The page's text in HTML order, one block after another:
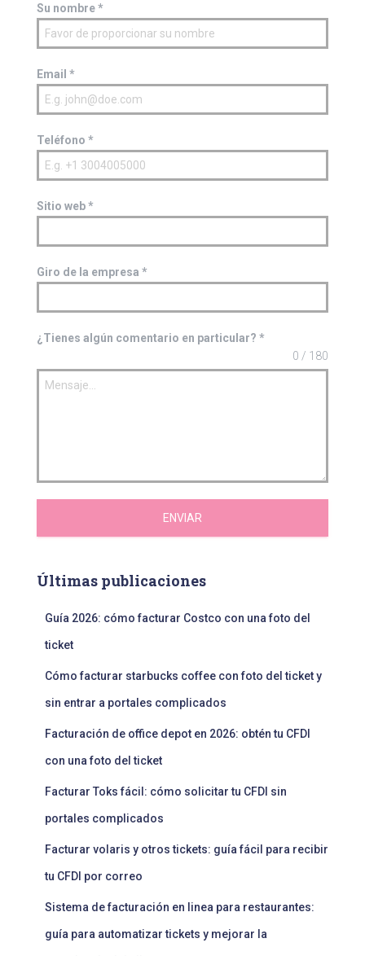
Su nombre*
Email *
Teléfono *
Sitio web*
Giro de la empresa *
¿Tienes algún comentario en particular? *
0 / 180
ENVIAR
Últimas publicaciones
Guía 2026: cómo facturar Costco con una foto del
ticket
Cómo facturar starbucks coffee con foto del ticket y
sin entrar a portales complicados
Facturación de office depot en 2026: obtén tu CFDI
con una foto del ticket
Facturar Toks fácil: cómo solicitar tu CFDI sin
portales complicados
Facturar volaris y otros tickets: guía fácil para recibir
tu CFDI por correo
Sistema de facturación en linea para restaurantes:
guía para automatizar tickets y mejorar la